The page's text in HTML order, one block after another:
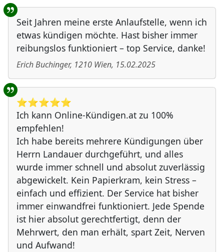
Seit Jahren meine erste Anlaufstelle, wenn ich
etwas kündigen möchte. Hast bisher immer
reibungslos funktioniert – top Service, danke!
Erich Buchinger, 1210 Wien, 15.02.2025
⭐️⭐️⭐️⭐️⭐️
Ich kann Online-Kündigen.at zu 100%
empfehlen!
Ich habe bereits mehrere Kündigungen über
Herrn Landauer durchgeführt, und alles
wurde immer schnell und absolut zuverlässig
abgewickelt. Kein Papierkram, kein Stress –
einfach und effizient. Der Service hat bisher
immer einwandfrei funktioniert. Jede Spende
ist hier absolut gerechtfertigt, denn der
Mehrwert, den man erhält, spart Zeit, Nerven
und Aufwand!